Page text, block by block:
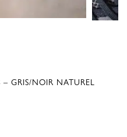
GRIS/NOIR NATUREL